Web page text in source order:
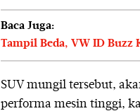
Baca Juga:
Tampil Beda, VW ID Buzz
SUV mungil tersebut,
performa mesin tinggi,